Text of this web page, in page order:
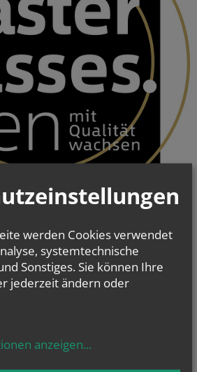
werden Cookies verwendet
systemtechnische
Sonstiges. Sie können Ihre
jederzeit ändern oder
anzeigen...